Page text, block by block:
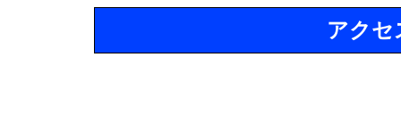
アクセ